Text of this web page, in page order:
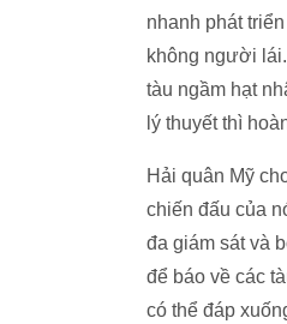
nhanh phát
không người
tàu ngầm hạt
lý thuyết thì
Hải quân Mỹ
chiến đấu của
đa giám sát và
để báo về các
có thể đáp